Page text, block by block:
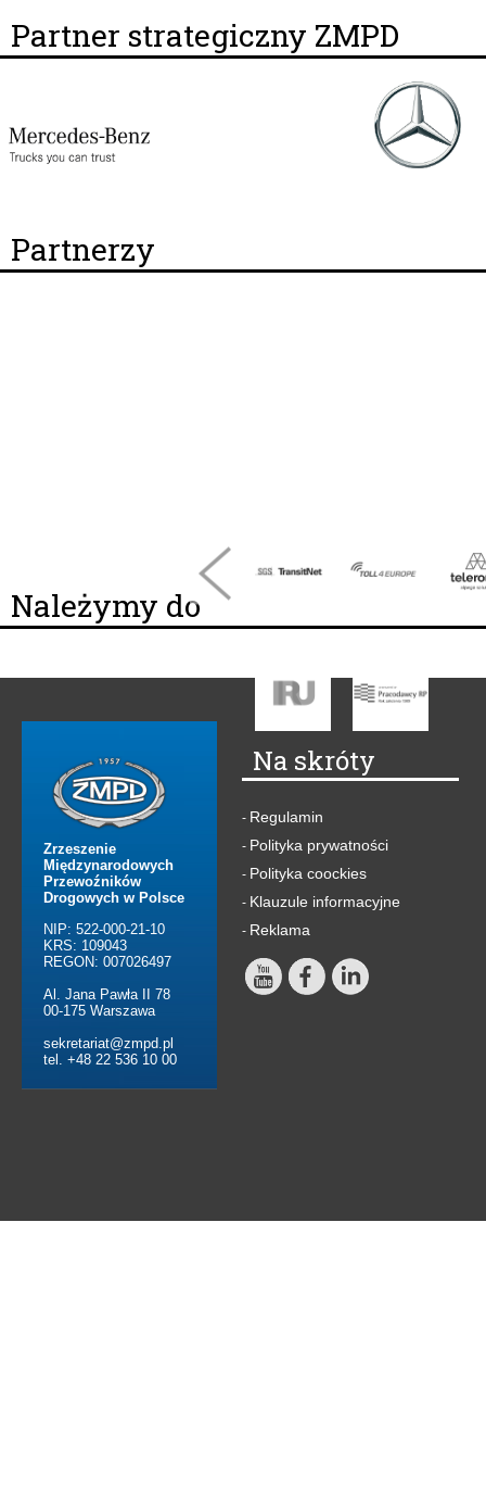
Partner strategiczny ZMPD
Partnerzy
Należymy do
Zrzeszenie
Międzynarodowych
Przewoźników
Drogowych w Polsce
NIP: 522-000-21-10
KRS: 109043
REGON: 007026497
Al. Jana Pawła II 78
00-175 Warszawa
sekretariat@zmpd.pl
tel. +48 22 536 10 00
Na skróty
- Regulamin
- Polityka prywatności
- Polityka coockies
- Klauzule informacyjne
- Reklama